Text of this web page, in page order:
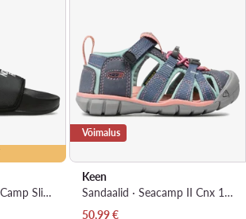
Plätud · Youth Base Camp Slide III NF0A4OAVKX7-020 · Must
Võimalus
Keen
Sandaalid · Seacamp II Cnx 1022975 · Sinine
Praegune hind
50,99€